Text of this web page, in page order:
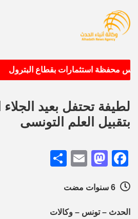
محفظة استثمارات بقطاع البترول
بتقبيل العلم التونسى
Facebook
Mastodon
Email
الحدث – تونس – وكالات